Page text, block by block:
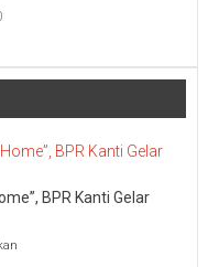
BPR Kanti Gelar
pada